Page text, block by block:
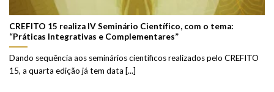
CREFITO 15 realiza IV Seminário Científico, com o tema:
“Práticas Integrativas e Complementares”
Dando sequência aos seminários científicos realizados pelo CREFITO
15, a quarta edição já tem data [...]